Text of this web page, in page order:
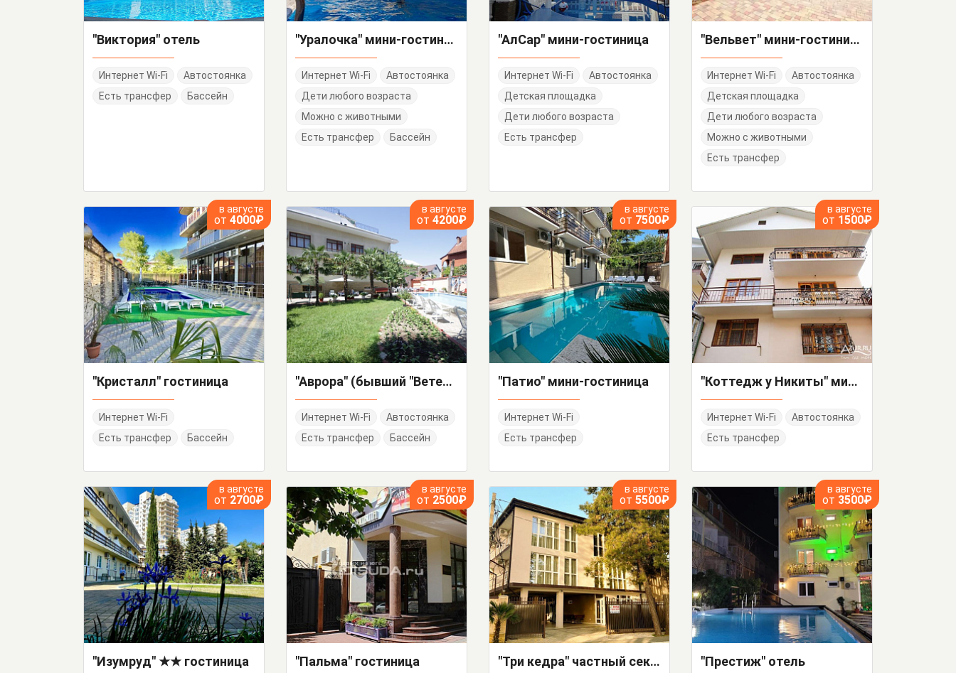
"Виктория" отель
Интернет Wi-Fi
Автостоянка
Есть трансфер
Бассейн
"Уралочка" мини-гостиница
Интернет Wi-Fi
Автостоянка
Дети любого возраста
Можно с животными
Есть трансфер
Бассейн
"АлСар" мини-гостиница
Интернет Wi-Fi
Автостоянка
Детская площадка
Дети любого возраста
Есть трансфер
"Вельвет" мини-гостиница
Интернет Wi-Fi
Автостоянка
Детская площадка
Дети любого возраста
Можно с животными
Есть трансфер
в августе
от 4000₽
"Кристалл" гостиница
Интернет Wi-Fi
Есть трансфер
Бассейн
в августе
от 4200₽
"Аврора" (бывший "Ветеран") мини-гостиница
Интернет Wi-Fi
Автостоянка
Есть трансфер
Бассейн
в августе
от 7500₽
"Патио" мини-гостиница
Интернет Wi-Fi
Есть трансфер
в августе
от 1500₽
"Коттедж у Никиты" мини-гостиница
Интернет Wi-Fi
Автостоянка
Есть трансфер
в августе
от 2700₽
"Изумруд" ★★ гостиница
в августе
от 2500₽
"Пальма" гостиница
в августе
от 5500₽
"Три кедра" частный сектор
в августе
от 3500₽
"Престиж" отель